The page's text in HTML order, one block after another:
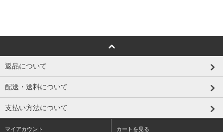
返品について
配送・送料について
支払い方法について
マイアカウント カートを見る